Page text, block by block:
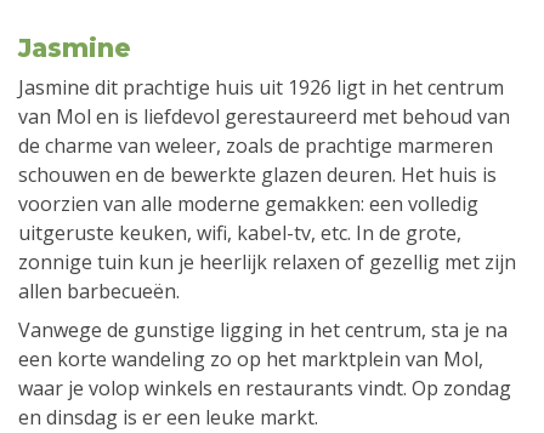
Jasmine
Jasmine dit prachtige huis uit 1926 ligt in het centrum
van Mol en is liefdevol gerestaureerd met behoud van
de charme van weleer, zoals de prachtige marmeren
schouwen en de bewerkte glazen deuren. Het huis is
voorzien van alle moderne gemakken: een volledig
uitgeruste keuken, wifi, kabel-tv, etc. In de grote,
zonnige tuin kun je heerlijk relaxen of gezellig met zijn
allen barbecueën.
Vanwege de gunstige ligging in het centrum, sta je na
een korte wandeling zo op het marktplein van Mol,
waar je volop winkels en restaurants vindt. Op zondag
en dinsdag is er een leuke markt.